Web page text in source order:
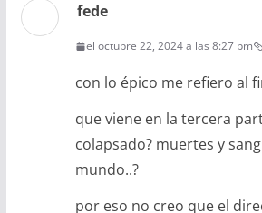
fede
el octubre 22, 2024 a las 8:27 pm
con lo épico me refiero al
que viene en la tercera
colapsado? muertes y
mundo..?
por eso no creo que el